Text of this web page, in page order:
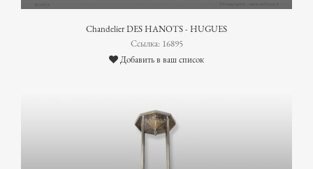
Chandelier DES HANOTS - HUGUES
Ссылка: 16895
Добавить в ваш список